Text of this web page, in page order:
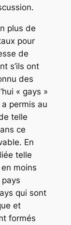
plus de
pour
de
s’ils ont
des
« gays »
a permis au
telle
ce
En
telle
moins
qui sont
et
formés